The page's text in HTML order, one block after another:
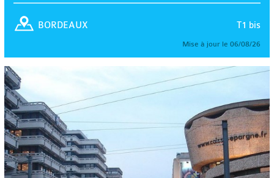
T1 bis
BORDEAUX
Mise à jour le 06/08/26